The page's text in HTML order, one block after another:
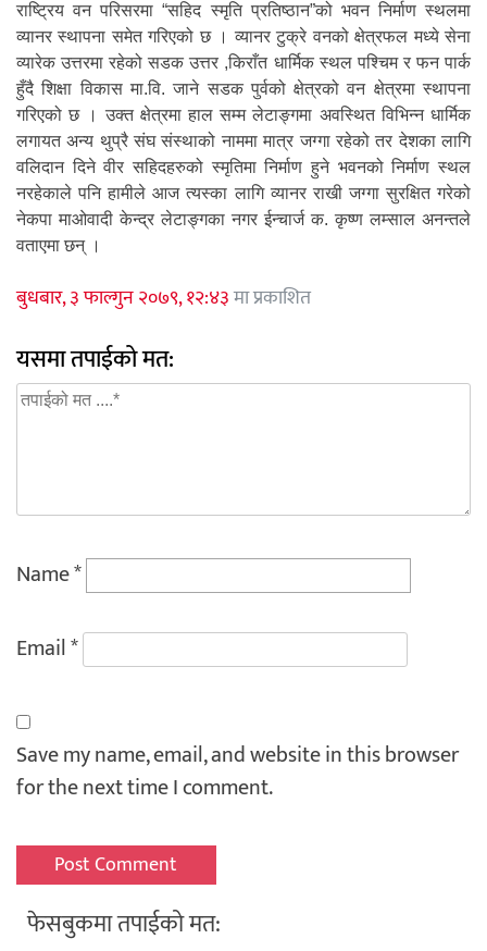
राष्ट्रिय वन परिसरमा “सहिद स्मृति प्रतिष्ठान”को भवन निर्माण स्थलमा
व्यानर स्थापना समेत गरिएको छ । व्यानर टुक्रे वनको क्षेत्रफल मध्ये सेना
व्यारेक उत्तरमा रहेको सडक उत्तर ,किराँत धार्मिक स्थल पश्चिम र फन पार्क
हुँदै शिक्षा विकास मा.वि. जाने सडक पुर्वको क्षेत्रको वन क्षेत्रमा स्थापना
गरिएको छ । उक्त क्षेत्रमा हाल सम्म लेटाङ्गमा अवस्थित विभिन्न धार्मिक
लगायत अन्य थुप्रै संघ संस्थाको नाममा मात्र जग्गा रहेको तर देशका लागि
वलिदान दिने वीर सहिदहरुको स्मृतिमा निर्माण हुने भवनको निर्माण स्थल
नरहेकाले पनि हामीले आज त्यस्का लागि व्यानर राखी जग्गा सुरक्षित गरेको
नेकपा माओवादी केन्द्र लेटाङ्गका नगर ईन्चार्ज क. कृष्ण लम्साल अनन्तले
वताएमा छन् ।
बुधबार, ३ फाल्गुन २०७९, १२:४३मा प्रकाशित
यसमा तपाईको मत:
Name*
Email*
Save my name, email, and website in this browser
for the next time I comment.
फेसबुकमा तपाईको मत: